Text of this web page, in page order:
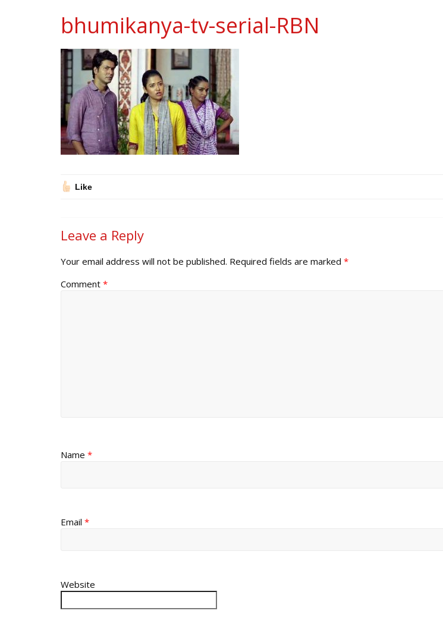
bhumikanya-tv-serial-RBN
Like
Leave a Reply
Your email address will not be published. Required fields are marked *
Comment *
Name *
Email *
Website